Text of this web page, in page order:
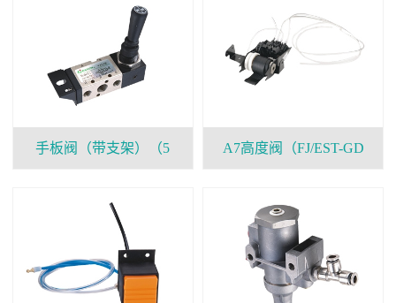
手板阀（带支架）（5 A7高度阀（FJ/EST-GD